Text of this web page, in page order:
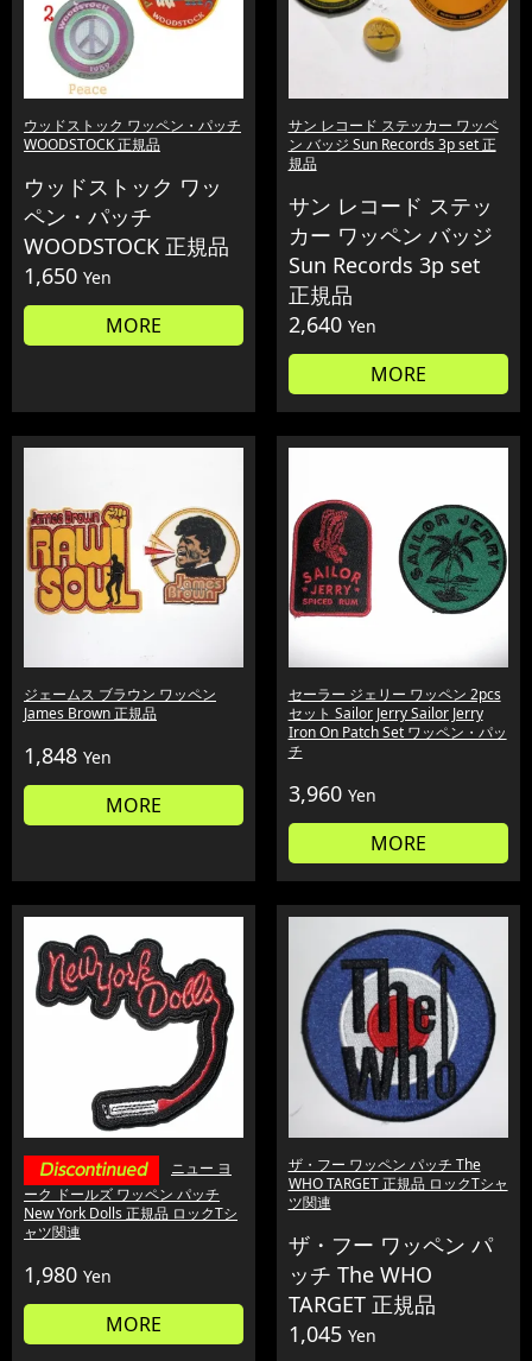
ウッドストック ワッペン・パッチ
WOODSTOCK 正規品
ウッドストック ワッ
ペン・パッチ
WOODSTOCK 正規品
1,650 Yen
MORE
サン レコード ステッカー ワッペ
ン バッジ Sun Records 3p set 正
規品
サン レコード ステッ
カー ワッペン バッジ
Sun Records 3p set
正規品
2,640 Yen
MORE
ジェームス ブラウン ワッペン
James Brown 正規品
1,848 Yen
MORE
セーラー ジェリー ワッペン 2pcs
セット Sailor Jerry Sailor Jerry
Iron On Patch Set ワッペン・パッ
チ
3,960 Yen
MORE
ニュー ヨ
ーク ドールズ ワッペン パッチ
New York Dolls 正規品 ロックTシ
ャツ関連
1,980 Yen
MORE
ザ・フー ワッペン パッチ The
WHO TARGET 正規品 ロックTシャ
ツ関連
ザ・フー ワッペン パ
ッチ The WHO
TARGET 正規品
1,045 Yen